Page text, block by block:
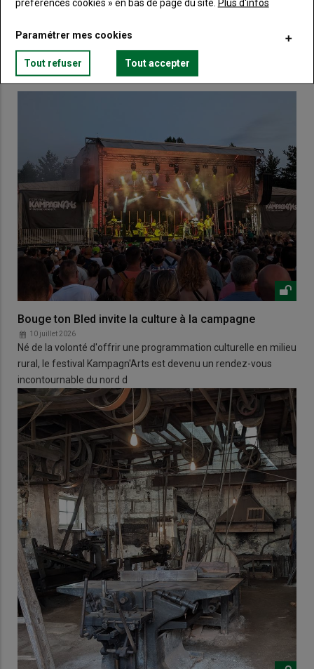
VOUS AIMEREZ AUSSI
Bouge ton Bled invite la culture à la campagne
10 juillet 2026
Né de la volonté d'offrir une programmation culturelle en milieu
rural, le festival Kampagn'Arts est devenu un rendez-vous
incontournable du nord d
Paramétrer mes cookies
Tout refuser Tout accepter